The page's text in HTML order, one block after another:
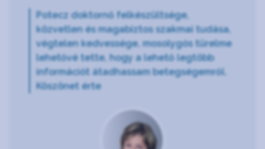
Potecz doktornő felkészültsége,
közvetlen és magabiztos szakmai tudása,
végtelen kedvessége, mosolygós türelme
lehetővé tette, hogy a lehető legtöbb
információt átadhassam betegségemről.
Köszönet érte